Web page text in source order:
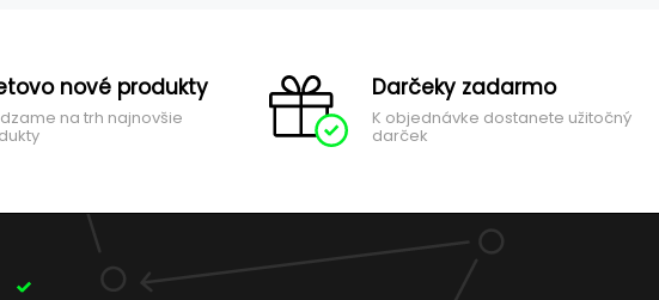
nové produkty
na trh najnovšie
Darčeky zadarmo
K objednávke dostanete užitočný
darček